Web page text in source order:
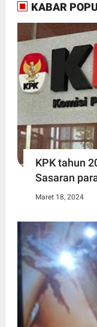
KABAR
KPK tahun
Sasaran
Maret 18, 2024